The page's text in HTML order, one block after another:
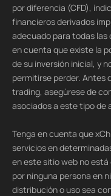
por diferencia (CFD),
financieros derivados
adecuado para todas
en cuenta que existe la
de su inversión inicial, y
permitirse perder. Antes
trading, asegúrese de
asociados a este tipo de
Tenga en cuenta que
servicios en
en este sitio web no
por ninguna persona en
distribución o uso sea